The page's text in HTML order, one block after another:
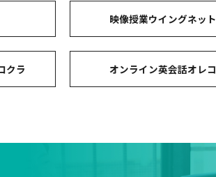
映像授業ウイングネット
クラ オンライン英会話オレコ